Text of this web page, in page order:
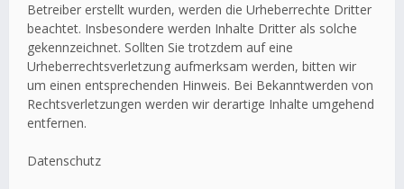
Betreiber erstellt wurden, werden die Urheberrechte Dritter
beachtet. Insbesondere werden Inhalte Dritter als solche
gekennzeichnet. Sollten Sie trotzdem auf eine
Urheberrechtsverletzung aufmerksam werden, bitten wir
um einen entsprechenden Hinweis. Bei Bekanntwerden von
Rechtsverletzungen werden wir derartige Inhalte umgehend
entfernen.
Datenschutz